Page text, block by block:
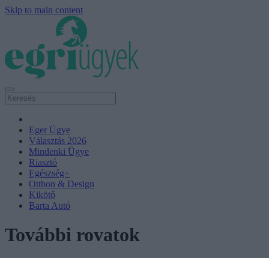
Skip to main content
Eger Ügye
Választás 2026
Mindenki Ügye
Riasztó
Egészség+
Otthon & Design
Kikötő
Barta Autó
További rovatok